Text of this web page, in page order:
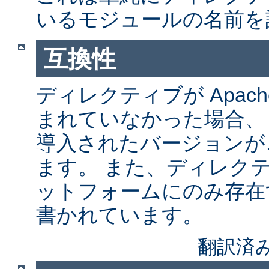
いるモジュールの名前
互換性
ディレクティブが
まれていなかった場合
導入されたバージョン
ます。 また、ディレク
ットフォームにのみ存
書かれています。
翻訳済